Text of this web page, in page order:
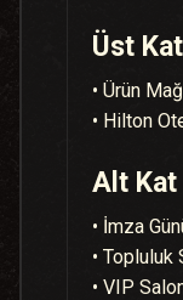
Üst Kat
• Ürün
• Hilton
Alt Kat
• İmza
• Topluluk
• VIP